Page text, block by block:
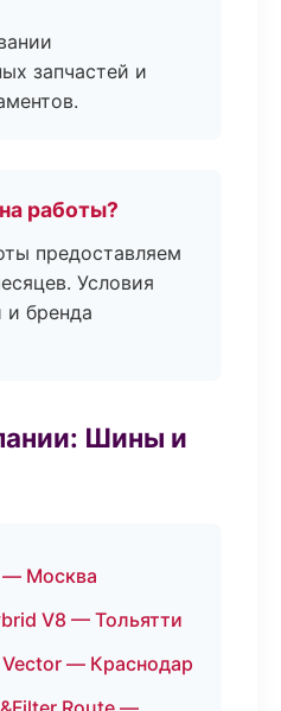
запчастей и
работы?
предоставляем
Условия
и бренда
Шины и
— Москва
V8 — Тольятти
— Краснодар